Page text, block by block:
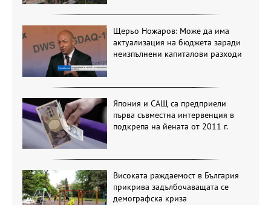
Щерьо Ножаров: Може да има
актуализация на бюджета заради
неизпълнени капиталови разходи
Япония и САЩ са предприели
първа съвместна интервенция в
подкрепа на йената от 2011 г.
Високата раждаемост в България
прикрива задълбочаващата се
демографска криза